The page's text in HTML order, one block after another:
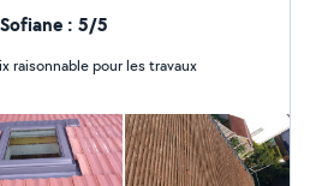
: 5/5
raisonnable pour les travaux